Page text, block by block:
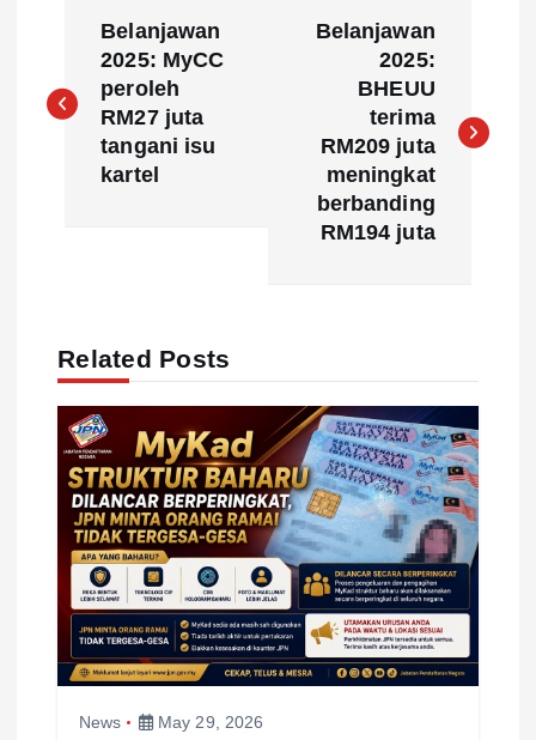
s
v
g
a
Belanjawan
2025: MyCC
peroleh
RM27 juta
tangani isu
kartel
Belanjawan
2025:
BHEUU
terima
RM209 juta
meningkat
berbanding
RM194 juta
Related Posts
News May 29, 2026